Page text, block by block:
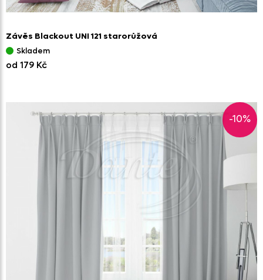
Závěs Blackout UNI 121 starorůžová
Skladem
od 179 Kč
-10%